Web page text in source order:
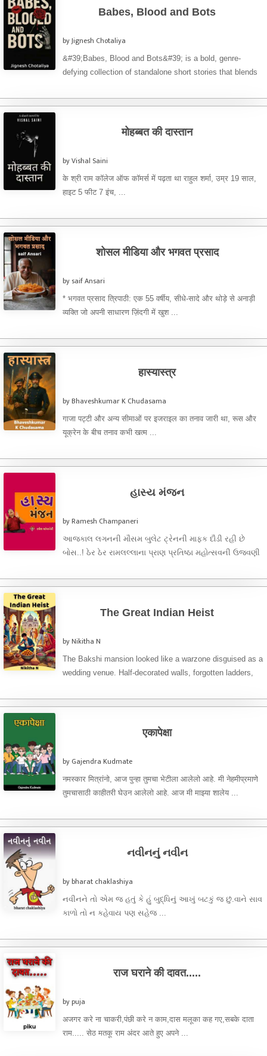
Babes, Blood and Bots
by Jignesh Chotaliya
&#39;Babes, Blood and Bots&#39; is a bold, genre-
defying collection of standalone short stories that blends
मोहब्बत की दास्तान
by Vishal Saini
के श्री राम कॉलेज ऑफ कॉमर्स में पढ़ता था राहुल शर्मा, उम्र 19 साल,
हाइट 5 फीट 7 इंच, ...
शोसल मीडिया और भगवत प्रसाद
by saif Ansari
* भगवत प्रसाद त्रिपाठी: एक 55 वर्षीय, सीधे-सादे और थोड़े से अनाड़ी
व्यक्ति जो अपनी साधारण ज़िंदगी में खुश ...
हास्यास्त्र
by Bhaveshkumar K Chudasama
गाजा पट्टी और अन्य सीमाओं पर इजराइल का तनाव जारी था, रूस और
यूक्रेन के बीच तनाव कभी खत्म ...
હાસ્ય મંજન
by Ramesh Champaneri
આજકાલ લગનની મૌસમ બુલેટ ટ્રેનની માફક દૌડી રહી છે
બોસ..! ઠેર ઠેર રામલલ્લાના પ્રાણ પ્રતિષ્ઠા મહોત્સવની ઉજવણી
The Great Indian Heist
by Nikitha N
The Bakshi mansion looked like a warzone disguised as a
wedding venue. Half-decorated walls, forgotten ladders,
एकापेक्षा
by Gajendra Kudmate
नमस्कार मित्रांनो, आज पुन्हा तुमचा भेटीला आलेलो आहे. मी नेहमीप्रमाणे
तुमचासाठी काहीतरी घेउन आलेलो आहे. आज मी माझ्या शालेय ...
નવીનનું નવીન
by bharat chaklashiya
નવીનને તો એમ જ હતું કે હું બુદ્ધિનું આખું બટકું જ છું.વાને સાવ
કાળો તો ન કહેવાય પણ સહેજ ...
राज घराने की दावत.....
by puja
अजगर करे ना चाकरी,पंछी करे न काम,दास मलूका कह गए,सबके दाता
राम..... सेठ मतकू राम अंदर आते हुए अपने ...